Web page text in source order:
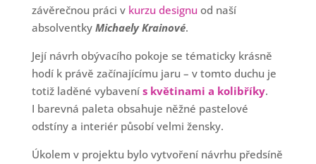
závěrečnou práci v kurzu designu od naší
absolventky Michaely Krainové.
Její návrh obývacího pokoje se tématicky krásně
hodí k právě začínajícímu jaru – v tomto duchu je
totiž laděné vybavení s květinami a kolibříky.
I barevná paleta obsahuje něžné pastelové
odstíny a interiér působí velmi žensky.
Úkolem v projektu bylo vytvoření návrhu předsíně